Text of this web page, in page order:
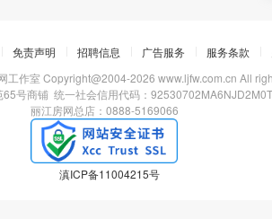
免责声明 招聘信息 广告服务 服务条款
工作室 Copyright@2004-2026 www.ljfw.com.cn All
号商铺 统一社会信用代码：
丽江房网总店：0888-5169066
滇ICP备11004215号